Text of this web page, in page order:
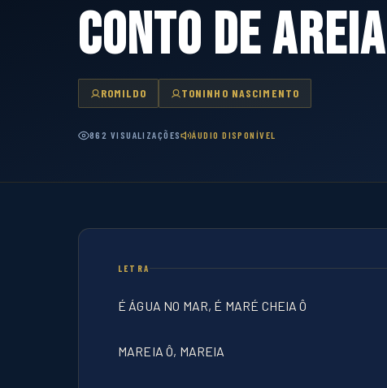
CONTO DE AREIA
ROMILDO TONINHO NASCIMENTO
862 VISUALIZAÇÕES ÁUDIO DISPONÍVEL
LETRA
É ÁGUA NO MAR, É MARÉ CHEIA Ô
MAREIA Ô, MAREIA